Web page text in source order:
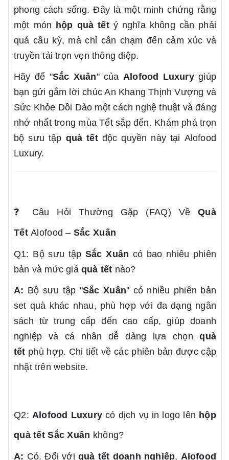
phong cách sống. Đây là một minh chứng rằng
một món hộp quà tếtý nghĩa không cần phải
quá cầu kỳ, mà chỉ cần chạm đến cảm xúc và
truyền tải trọn vẹn thông điệp.
Hãy để "Sắc Xuân" của Alofood Luxurygiúp
bạn gửi gắm lời chúc An Khang Thịnh Vượng và
Sức Khỏe Dồi Dào một cách nghệ thuật và đáng
nhớ nhất trong mùa Tết sắp đến. Khám phá trọn
bộ sưu tập quà tếtđộc quyền này tại Alofood
Luxury.
❓ Câu Hỏi Thường Gặp (FAQ) VềQuà
TếtAlofood – Sắc Xuân
Q1: Bộ sưu tậpSắc Xuân có bao nhiêu phiên
bản và mức giá quà tết nào?
A: Bộ sưu tập "Sắc Xuân" có nhiều phiên bản
set quà khác nhau, phù hợp với đa dạng ngân
sách từ trung cấp đến cao cấp, giúp doanh
nghiệp và cá nhân dễ dàng lựa chọnquà
tết phù hợp. Chi tiết về các phiên bản được cập
nhật trên website.
Q2: Alofood Luxury có dịch vụ in logo lên hộp
quà tết Sắc Xuân không?
A: Có. Đối vớiquà tết doanh nghiệp, Alofood